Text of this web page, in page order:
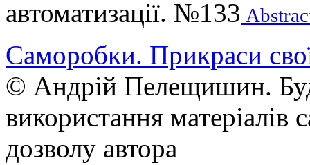
автоматизації. №133
Саморобки. Прикраси
© Андрій Пелещишин.
використання матеріалів
дозволу автора